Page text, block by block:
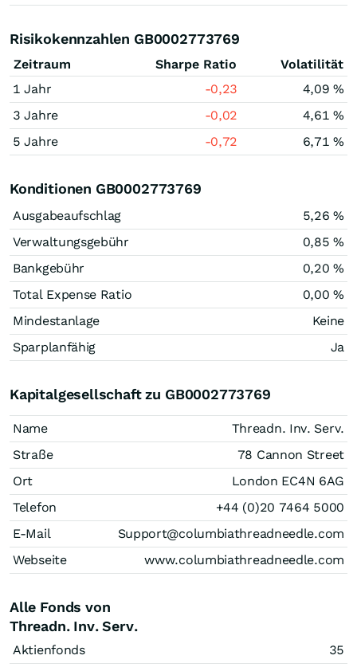
Risikokennzahlen GB0002773769
Zeitraum Sharpe Ratio
Volatilität
1 Jahr
-0,23
4,09 %
3 Jahre
-0,02
4,61 %
5 Jahre
-0,72 6,71 %
Konditionen GB0002773769
Ausgabeaufschlag
5,26 %
Verwaltungsgebühr
0,85 %
Bankgebühr
0,20 %
Total Expense Ratio
0,00 %
Mindestanlage
Keine
Sparplanfähig
Ja
Kapitalgesellschaft zu GB0002773769
Name
Threadn. Inv. Serv.
Straße
78 Cannon Street
Ort
London EC4N 6AG
Telefon
+44 (0)20 7464 5000
E-Mail
Support@columbiathreadneedle.com
Webseite
www.columbiathreadneedle.com
Alle Fonds von
Threadn. Inv. Serv.
Aktienfonds
35